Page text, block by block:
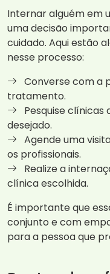
Internar alguém em
uma decisão
cuidado. Aqui estão
nesse processo:
Converse com a
tratamento.
Pesquise
desejado.
Agende uma
os profissionais.
Realize a
clínica escolhida.
É importante que
conjunto e com
para a pessoa que